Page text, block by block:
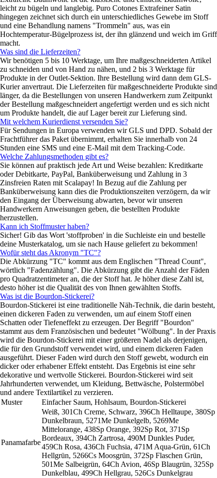
leicht zu bügeln und langlebig. Puro Cotones Extrafeiner Satin
hingegen zeichnet sich durch ein unterschiedliches Gewebe im Stoff
und eine Behandlung namens "Trommeln" aus, was ein
Hochtemperatur-Bügelprozess ist, der ihn glänzend und weich im Griff
macht.
Was sind die Lieferzeiten?
Wir benötigen 5 bis 10 Werktage, um Ihre maßgeschneiderten Artikel
zu schneiden und von Hand zu nähen, und 2 bis 3 Werktage für
Produkte in der Outlet-Sektion. Ihre Bestellung wird dann dem GLS-
Kurier anvertraut. Die Lieferzeiten für maßgeschneiderte Produkte sind
länger, da die Bestellungen von unseren Handwerkern zum Zeitpunkt
der Bestellung maßgeschneidert angefertigt werden und es sich nicht
um Produkte handelt, die auf Lager bereit zur Lieferung sind.
Mit welchem Kurierdienst versenden Sie?
Für Sendungen in Europa verwenden wir GLS und DPD. Sobald der
Frachtführer das Paket übernimmt, erhalten Sie innerhalb von 24
Stunden eine SMS und eine E-Mail mit dem Tracking-Code.
Welche Zahlungsmethoden gibt es?
Sie können auf praktisch jede Art und Weise bezahlen: Kreditkarte
oder Debitkarte, PayPal, Banküberweisung und Zahlung in 3
Zinsfreien Raten mit Scalapay! In Bezug auf die Zahlung per
Banküberweisung kann dies die Produktionszeiten verzögern, da wir
den Eingang der Überweisung abwarten, bevor wir unseren
Handwerkern Anweisungen geben, die bestellten Produkte
herzustellen.
Kann ich Stoffmuster haben?
Sicher! Gib das Wort 'stoffproben' in die Suchleiste ein und bestelle
deine Musterkatalog, um sie nach Hause geliefert zu bekommen!
Wofür steht das Akronym "TC"?
Die Abkürzung "TC" kommt aus dem Englischen "Thread Count",
wörtlich "Fadenzählung". Die Abkürzung gibt die Anzahl der Fäden
pro Quadratzentimeter an, die der Stoff hat. Je höher diese Zahl ist,
desto höher ist die Qualität des von Ihnen gewählten Stoffs.
Was ist die Bourdon-Stickerei?
Bourdon-Stickerei ist eine traditionelle Näh-Technik, die darin besteht,
einen dickeren Faden zu verwenden, um auf einem Stoff einen
Schatten oder Tiefeneffekt zu erzeugen. Der Begriff "Bourdon"
stammt aus dem Französischen und bedeutet "Wölbung". In der Praxis
wird die Bourdon-Stickerei mit einer größeren Nadel als derjenigen,
die für den Grundstoff verwendet wird, und einem dickeren Faden
ausgeführt. Dieser Faden wird durch den Stoff gewebt, wodurch ein
dicker oder erhabener Effekt entsteht. Das Ergebnis ist eine sehr
dekorative und wertvolle Stickerei. Bourdon-Stickerei wird seit
Jahrhunderten verwendet, um Kleidung, Bettwäsche, Polstermöbel
und andere Textilartikel zu verzieren.
Muster
Einfacher Saum, Hohlsaum, Bourdon-Stickerei
Panamafarbe
Weiß, 301Ch Creme, Schwarz, 396Ch Helltaupe, 380Sp
Dunkelbraun, 5271Me Dunkelgelb, 5269Me
Mittelorange, 438Sp Orange, 392Sp Rot, 371Sp
Bordeaux, 394Ch Zartrosa, 490M Dunkles Puder,
459Ch Rosa, 436Ch Fuchsia, 471M Aqua-Grün, 61Ch
Hellgrün, 5266Cs Moosgrün, 372Sp Flaschen Grün,
501Me Salbeigrün, 64Ch Avion, 46Sp Blaugrün, 325Sp
Dunkelblau, 499Ch Hellgrau, 526Cs Dunkelgrau